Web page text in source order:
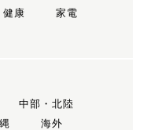
健康
家電
中部・北陸
海外